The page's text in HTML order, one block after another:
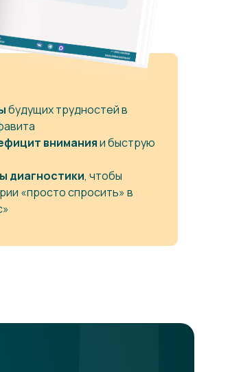
будущих трудностей в
вниманияи быструю
диагностики, чтобы
«просто спросить» в